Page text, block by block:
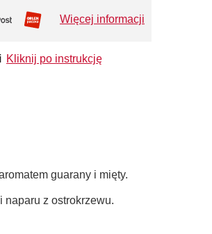
Więcej informacji
Kliknij po instrukcję
guarany i mięty.
naparu z ostrokrzewu.